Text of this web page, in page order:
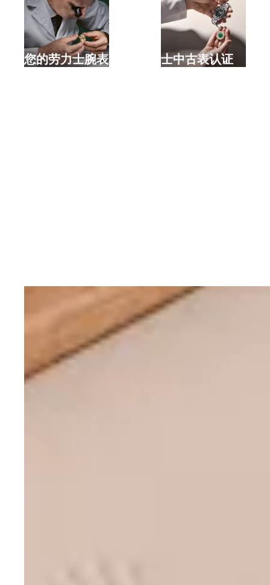
检修您的劳力士腕表 劳力士中古表认证